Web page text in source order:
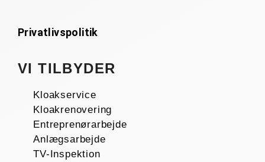
Privatlivspolitik
VI TILBYDER
Kloakservice
Kloakrenovering
Entreprenørarbejde
Anlægsarbejde
TV-Inspektion